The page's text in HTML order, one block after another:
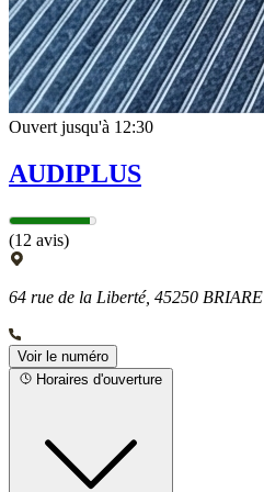
Ouvert jusqu'à 12:30
AUDIPLUS
(12 avis)
64 rue de la Liberté, 45250 BRIARE
Voir le numéro
Horaires d'ouverture